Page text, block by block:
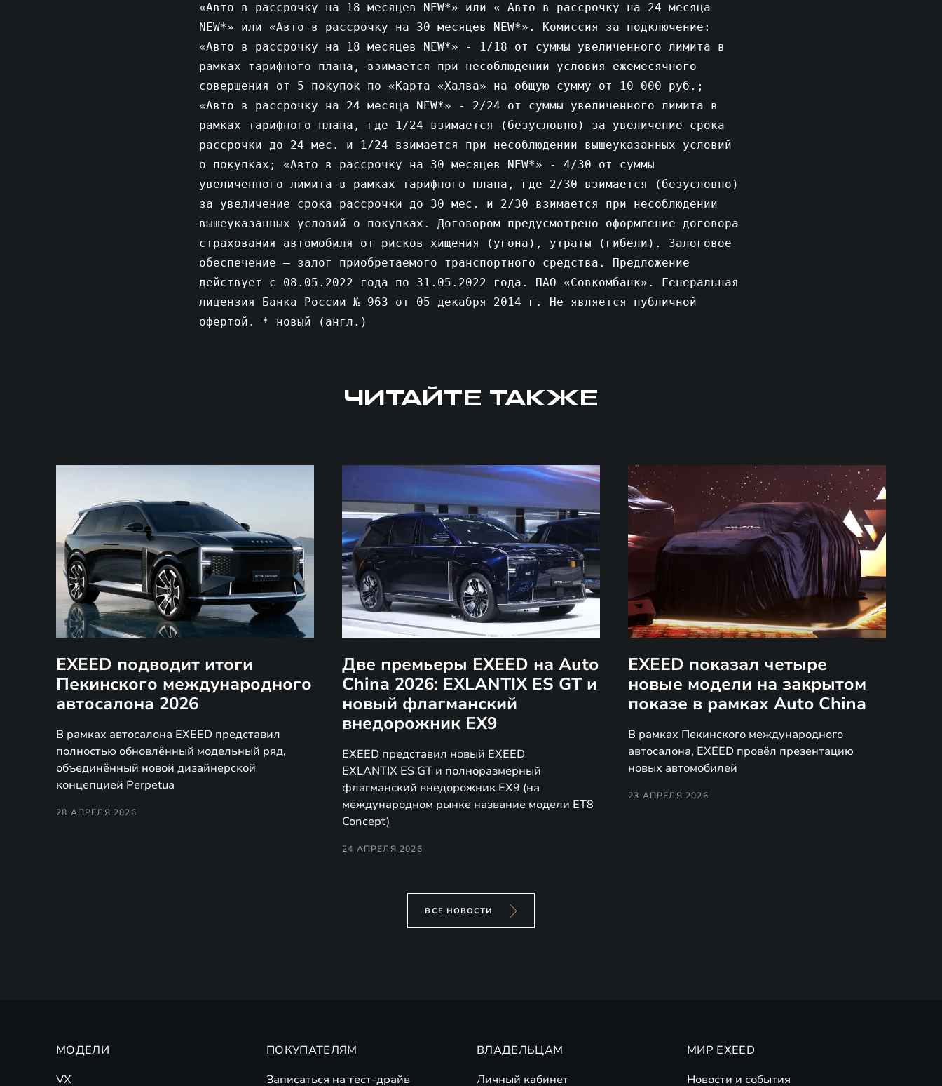
«Авто в рассрочку на 18 месяцев NEW*» или « Авто в рассрочку на 24 месяца
NEW*» или «Авто в рассрочку на 30 месяцев NEW*». Комиссия за подключение:
«Авто в рассрочку на 18 месяцев NEW*» - 1/18 от суммы увеличенного лимита в
рамках тарифного плана, взимается при несоблюдении условия ежемесячного
совершения от 5 покупок по «Карта «Халва» на общую сумму от 10 000 руб.;
«Авто в рассрочку на 24 месяца NEW*» - 2/24 от суммы увеличенного лимита в
рамках тарифного плана, где 1/24 взимается (безусловно) за увеличение срока
рассрочки до 24 мес. и 1/24 взимается при несоблюдении вышеуказанных условий
о покупках; «Авто в рассрочку на 30 месяцев NEW*» - 4/30 от суммы
увеличенного лимита в рамках тарифного плана, где 2/30 взимается (безусловно)
за увеличение срока рассрочки до 30 мес. и 2/30 взимается при несоблюдении
вышеуказанных условий о покупках. Договором предусмотрено оформление договора
страхования автомобиля от рисков хищения (угона), утраты (гибели). Залоговое
обеспечение – залог приобретаемого транспортного средства. Предложение
действует с 08.05.2022 года по 31.05.2022 года. ПАО «Совкомбанк». Генеральная
лицензия Банка России № 963 от 05 декабря 2014 г. Не является публичной
офертой. * новый (англ.)
ЧИТАЙТЕ ТАКЖЕ
EXEED подводит итоги
Пекинского международного
автосалона 2026
В рамках автосалона EXEED представил
полностью обновлённый модельный ряд,
объединённый новой дизайнерской
концепцией Perpetua
28 АПРЕЛЯ 2026
Две премьеры EXEED на Auto
China 2026: EXLANTIX ES GT и
новый флагманский
внедорожник EX9
EXEED представил новый EXEED
EXLANTIX ES GT и полноразмерный
флагманский внедорожник EX9 (на
международном рынке название модели ET8
Concept)
24 АПРЕЛЯ 2026
EXEED показал четыре
новые модели на закрытом
показе в рамках Auto China
В рамках Пекинского международного
автосалона, EXEED провёл презентацию
новых автомобилей
23 АПРЕЛЯ 2026
ВСЕ НОВОСТИ
МОДЕЛИ
VX
ПОКУПАТЕЛЯМ
Записаться на тест-драйв
ВЛАДЕЛЬЦАМ
Личный кабинет
МИР EXEED
Новости и события